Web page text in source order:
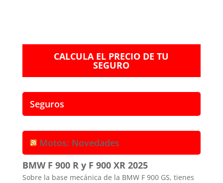
CALCULA EL PRECIO DE TU
SEGURO
Seguros
Motos: Novedades
BMW F 900 R y F 900 XR 2025
Sobre la base mecánica de la BMW F 900 GS, tienes